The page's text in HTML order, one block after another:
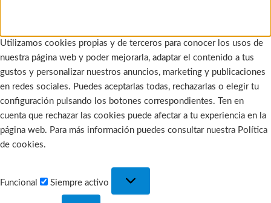
Utilizamos cookies propias y de terceros para conocer los usos de
nuestra página web y poder mejorarla, adaptar el contenido a tus
gustos y personalizar nuestros anuncios, marketing y publicaciones
en redes sociales. Puedes aceptarlas todas, rechazarlas o elegir tu
configuración pulsando los botones correspondientes. Ten en
cuenta que rechazar las cookies puede afectar a tu experiencia en la
página web. Para más información puedes consultar nuestra Política
de cookies.
Funcional Siempre activo